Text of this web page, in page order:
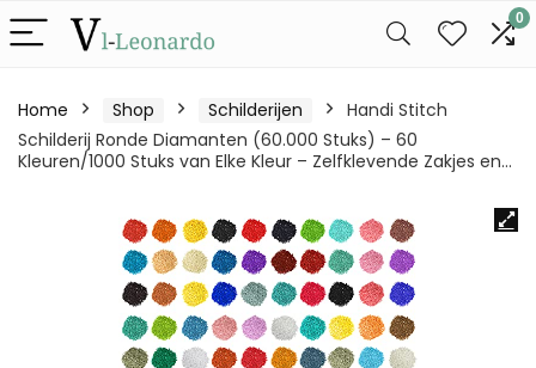
0
Home Shop Schilderijen
Handi Stitch
Schilderij Ronde Diamanten (60.000 Stuks) – 60
Kleuren/1000 Stuks van Elke Kleur – Zelfklevende Zakjes en…